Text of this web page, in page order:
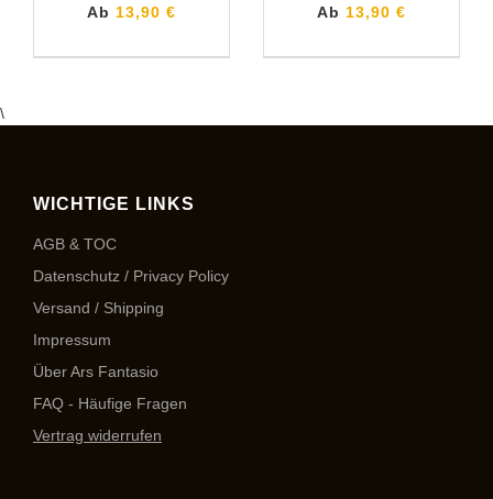
Ab 13,90 €
Ab 13,90 €
\
WICHTIGE LINKS
AGB & TOC
Datenschutz / Privacy Policy
Versand / Shipping
Impressum
Über Ars Fantasio
FAQ - Häufige Fragen
Vertrag widerrufen